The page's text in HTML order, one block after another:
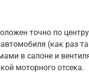
точно по
(как раз
в салоне и
моторного отсека.